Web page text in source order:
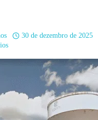
30 de dezembro de 2025